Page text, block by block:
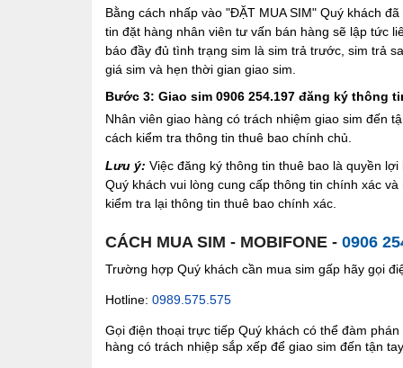
Bằng cách nhấp vào "ĐẶT MUA SIM" Quý khách
tin đặt hàng nhân viên tư vấn bán hàng sẽ lập tức
báo đầy đủ tình trạng sim là sim trả trước, sim trả
giá sim và hẹn thời gian giao sim.
Bước 3: Giao sim 0906 254.197 đăng ký thông
Nhân viên giao hàng có trách nhiệm giao sim đến
cách kiểm tra thông tin thuê bao chính chủ.
Lưu ý: Việc đăng ký thông tin thuê bao là quyền
Quý khách vui lòng cung cấp thông tin chính xác
kiểm tra lại thông tin thuê bao chính xác.
CÁCH MUA SIM - MOBIFONE - 0906
Trường hợp Quý khách cần mua sim gấp hãy gọi
Hotline: 0989.575.575
Gọi điện thoại trực tiếp Quý khách có thể đàm
hàng có trách nhiệp sắp xếp để giao sim đến tận